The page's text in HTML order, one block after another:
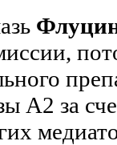
А2 за